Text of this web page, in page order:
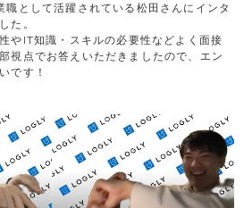
として活躍されている松田さんにインタ
た。
やIT知識・スキルの必要性などよく面接
視点でお答えいただきましたので、エン
です！